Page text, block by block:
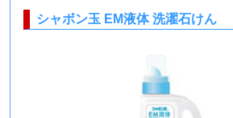
シャボン玉 EM液体 洗濯石けん